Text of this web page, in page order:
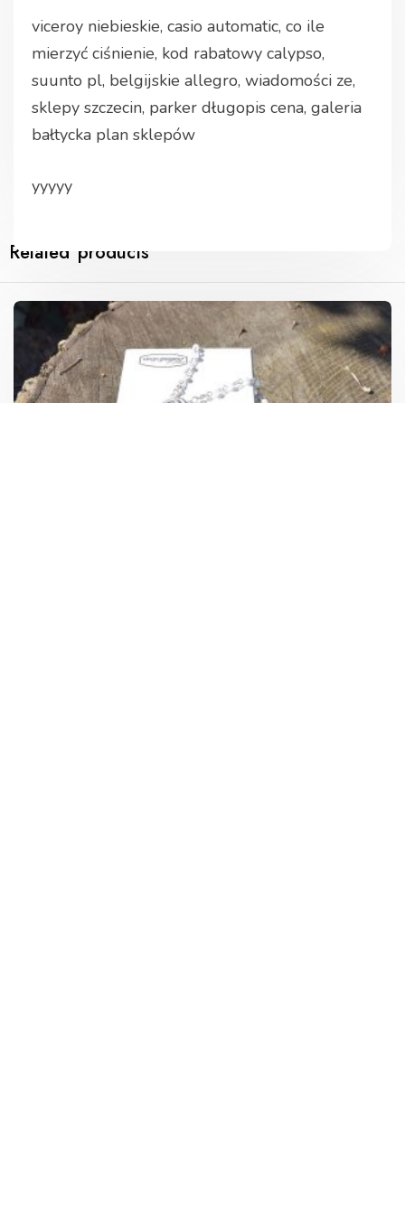
viceroy niebieskie, casio automatic, co ile
mierzyć ciśnienie, kod rabatowy calypso,
suunto pl, belgijskie allegro, wiadomości ze,
sklepy szczecin, parker długopis cena, galeria
bałtycka plan sklepów
yyyyy
Related products